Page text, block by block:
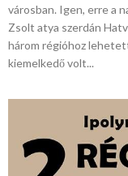
városban. Igen, erre a
Zsolt atya szerdán
három régióhoz
kiemelkedő volt...